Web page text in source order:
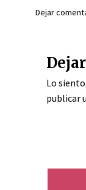
Dejar
Lo
publicar